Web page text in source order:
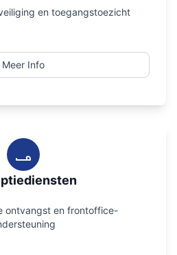
en toegangstoezicht
Meer Info
ontvangst en frontoffice-